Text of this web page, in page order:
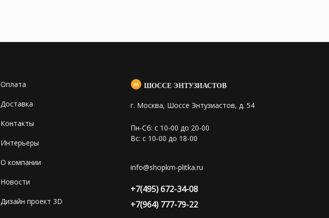
Оплата
Доставка
Контакты
Интерьеры
О компании
Новости
Дизайн проект 3D
ШОССЕ ЭНТУЗИАСТОВ
г. Москва, Шоссе Энтузиастов, д. 54
Пн-Сб: с 10-00 до 20-00
Вс: с 10-00 до 18-00
info@shopkm-plitka.ru
+7(495) 672-34-08
+7(964) 777-79-22